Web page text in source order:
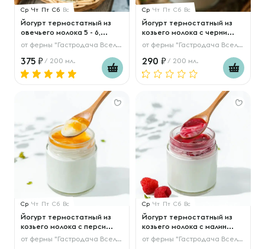
Ср Чт Пт Сб Вс
Йогурт термостатный из
овечьего молока 5 - 6,...
от фермы "Гастродача Вселуг"
375 / 200 мл.
Ср Чт Пт Сб Вс
Йогурт термостатный из
козьего молока с черни...
от фермы "Гастродача Вселуг"
290 / 200 мл.
Ср Чт Пт Сб Вс
Йогурт термостатный из
козьего молока с перси...
от фермы "Гастродача Вселуг"
Ср Чт Пт Сб Вс
Йогурт термостатный из
козьего молока с малин...
от фермы "Гастродача Вселуг"